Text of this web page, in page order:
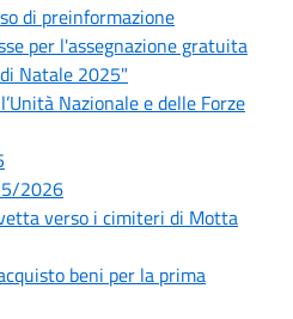
di preinformazione
per l'assegnazione gratuita
Natale 2025"
Nazionale e delle Forze
2026
verso i cimiteri di Motta
beni per la prima